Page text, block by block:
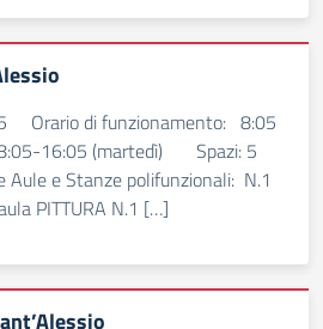
5 Orario di funzionamento: 8:05
16:05 (martedì) Spazi: 5
e Stanze polifunzionali: N.1
PITTURA N.1 […]